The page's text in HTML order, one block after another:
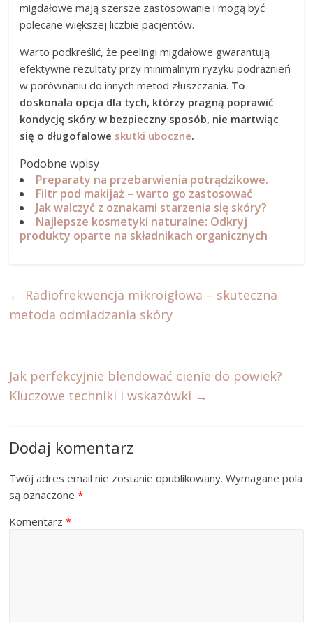
migdałowe mają szersze zastosowanie i mogą być
polecane większej liczbie pacjentów.
Warto podkreślić, że peelingi migdałowe gwarantują
efektywne rezultaty przy minimalnym ryzyku podrażnień
w porównaniu do innych metod złuszczania. To
doskonała opcja dla tych, którzy pragną poprawić
kondycję skóry w bezpieczny sposób, nie martwiąc
się o długofalowe skutki uboczne.
Podobne wpisy
Preparaty na przebarwienia potrądzikowe.
Filtr pod makijaż – warto go zastosować
Jak walczyć z oznakami starzenia się skóry?
Najlepsze kosmetyki naturalne: Odkryj
produkty oparte na składnikach organicznych
← Radiofrekwencja mikroigłowa – skuteczna
metoda odmładzania skóry
Jak perfekcyjnie blendować cienie do powiek?
Kluczowe techniki i wskazówki →
Dodaj komentarz
Twój adres email nie zostanie opublikowany. Wymagane pola
są oznaczone*
Komentarz*